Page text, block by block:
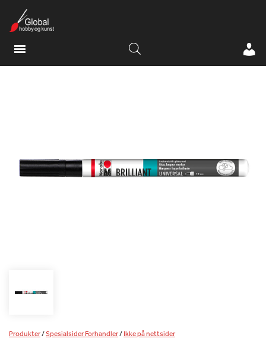
Produkter/Spesialsider Forhandler/Ikke på nettsider